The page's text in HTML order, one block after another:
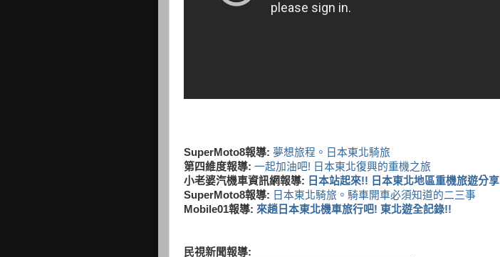
SuperMoto8報導: 夢想旅程。日本東北騎旅
第四維度報導: 一起加油吧! 日本東北復興的重機之旅
小老婆汽機車資訊網報導: 日本站起來!! 日本東北地區重機旅遊分享
SuperMoto8報導: 日本東北騎旅。騎車開車必須知道的二三事
Mobile01報導: 來趟日本東北機車旅行吧! 東北遊全記錄!!
民視新聞報導: